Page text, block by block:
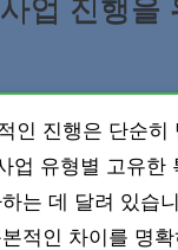
업 진행을
인 진행은 단순히
업 유형별 고유한
는 데 달려 있습
적인 차이를 명